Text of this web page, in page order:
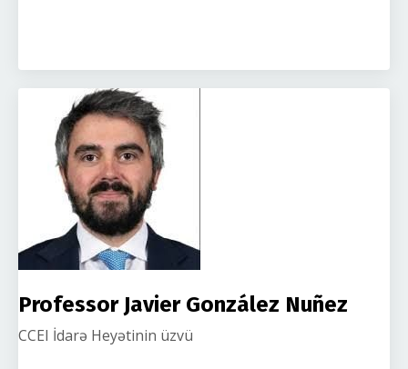
Professor Javier González Nuñez
CCEI İdarə Heyətinin üzvü